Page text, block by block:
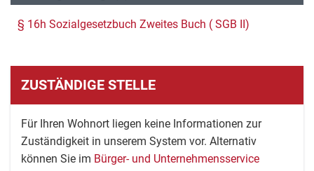
§ 16h Sozialgesetzbuch Zweites Buch ( SGB II)
ZUSTÄNDIGE STELLE
Für Ihren Wohnort liegen keine Informationen zur
Zuständigkeit in unserem System vor. Alternativ
können Sie im Bürger- und Unternehmensservice